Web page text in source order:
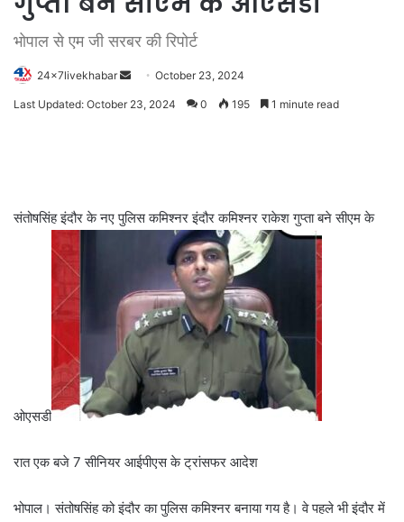
भोपाल से एम जी सरबर की रिपोर्ट
24x7livekhabar
SendOctober 23, 2024
Last Updated: October 23, 2024 0 195 1 minute read
संतोषसिंह इंदौर के नए पुलिस कमिश्नर इंदौर कमिश्नर राकेश गुप्ता बने सीएम के
ओएसडी
रात एक बजे 7 सीनियर आईपीएस के ट्रांसफर आदेश
भोपाल। संतोषसिंह को इंदौर का पुलिस कमिश्नर बनाया गय है। वे पहले भी इंदौर में